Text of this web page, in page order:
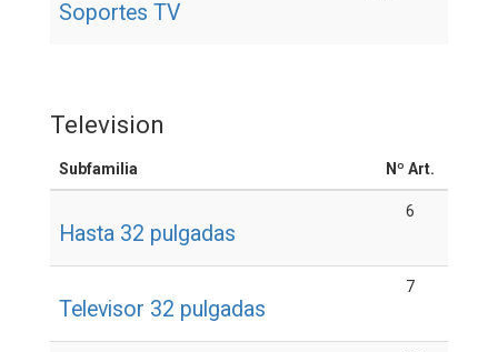
Soportes TV
Television
Subfamilia Nº Art.
Hasta 32 pulgadas
6
Televisor 32 pulgadas
7